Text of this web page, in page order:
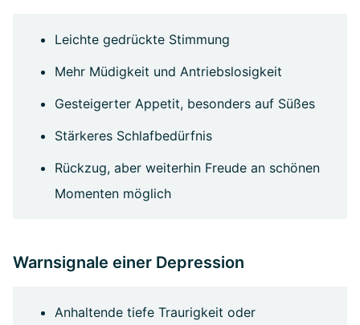
Leichte gedrückte Stimmung
Mehr Müdigkeit und Antriebslosigkeit
Gesteigerter Appetit, besonders auf Süßes
Stärkeres Schlafbedürfnis
Rückzug, aber weiterhin Freude an schönen
Momenten möglich
Warnsignale einer Depression
Anhaltende tiefe Traurigkeit oder